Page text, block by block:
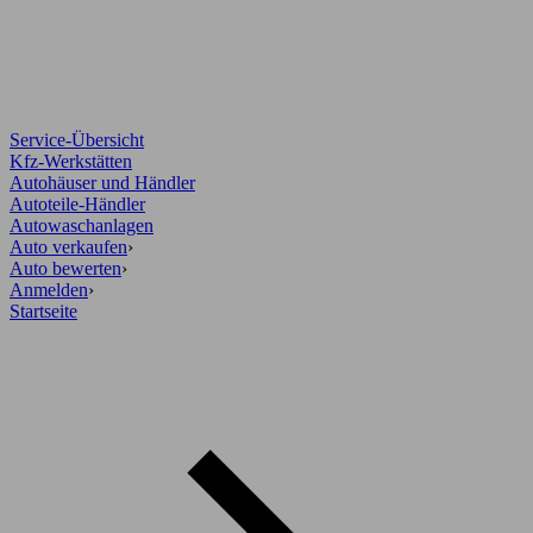
Service-Übersicht
Kfz-Werkstätten
Autohäuser und Händler
Autoteile-Händler
Autowaschanlagen
Auto verkaufen›
Auto bewerten›
Anmelden›
Startseite